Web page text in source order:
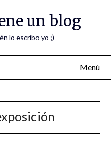
un blog
lo escribo yo ;)
Menú